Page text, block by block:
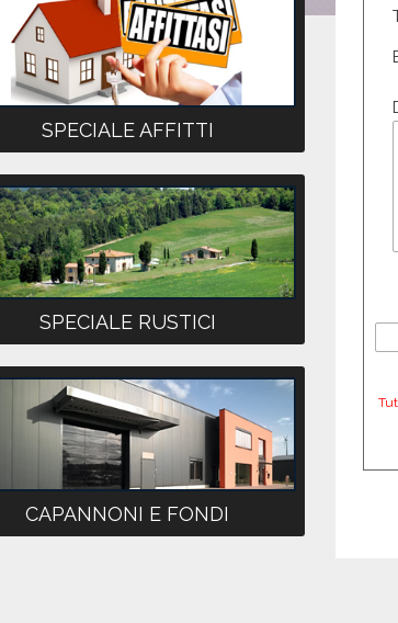
SPECIALE AFFITTI
SPECIALE RUSTICI
CAPANNONI E FONDI